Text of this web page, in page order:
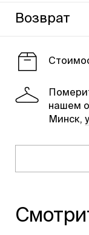
товара, либо
Возврат
магазин.
нашем
Минск,